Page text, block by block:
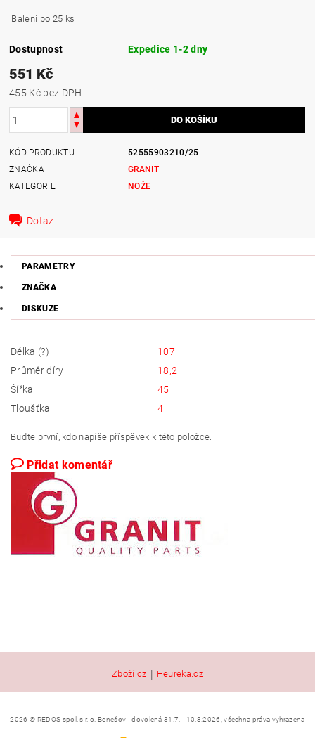
Balení po 25 ks
Dostupnost Expedice 1-2 dny
551 Kč
455 Kč bez DPH
KÓD PRODUKTU
52555903210/25
ZNAČKA
GRANIT
KATEGORIE
NOŽE
Dotaz
PARAMETRY
ZNAČKA
DISKUZE
Délka (?)
107
Průměr díry
18,2
Šířka
45
Tloušťka
4
Buďte první, kdo napíše příspěvek k této položce.
Přidat komentář
Zboží.cz | Heureka.cz
2026 © REDOS spol. s r. o. Benešov - dovolená 31.7. - 10.8.2026, všechna práva vyhrazena